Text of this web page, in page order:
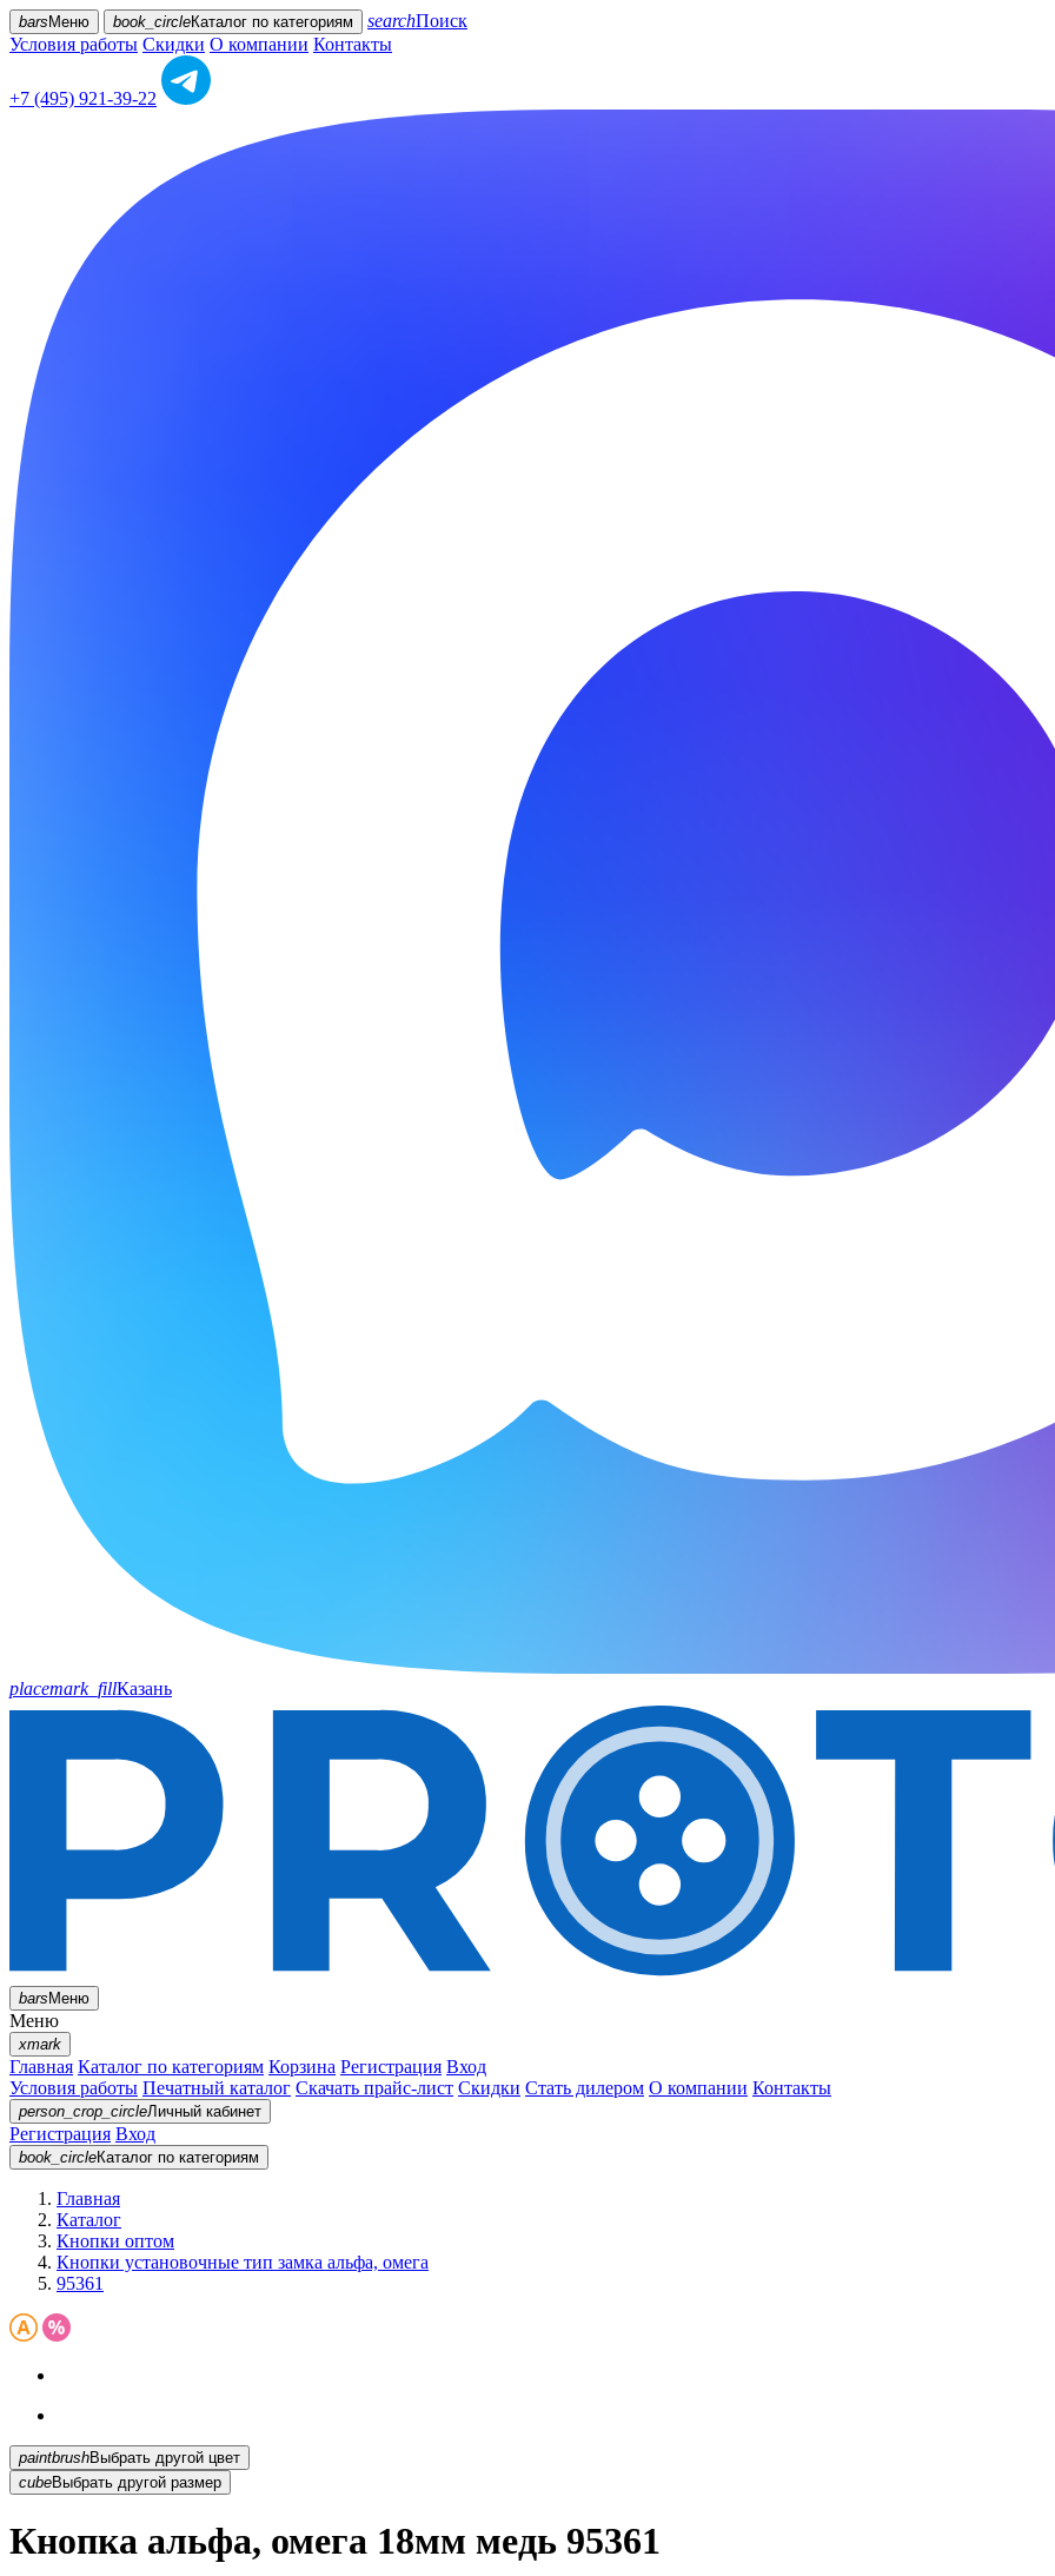
bars Меню book_circleКаталог по категориям searchПоиск
Условия работы Скидки О компании Контакты
+7 (495) 921-39-22
placemark_fillКазань
barsМеню
Меню
xmark
Главная Каталог по категориям Корзина Регистрация Вход
Условия работы Печатный каталог Скачать прайс-лист Скидки Стать дилером О компании Контакты
person_crop_circleЛичный кабинет
Регистрация Вход
book_circleКаталог по категориям
Главная
Каталог
Кнопки оптом
Кнопки установочные тип замка альфа, омега
95361
paintbrush
Выбрать другой цвет
cubeВыбрать другой размер
Кнопка альфа, омега 18мм медь 95361